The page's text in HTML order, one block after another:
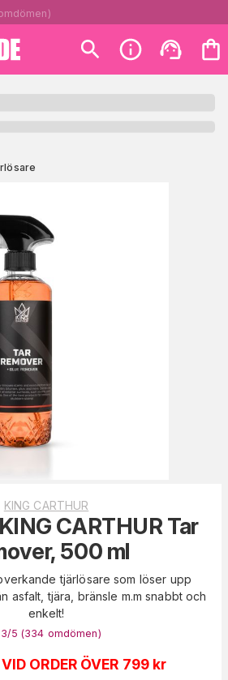
)
KING CARTHUR
CARTHUR Tar
500 ml
tjärlösare som löser upp
asfalt, tjära, bränsle m.m snabbt och
enkelt!
/5 (334 omdömen)
ORDER ÖVER 799 kr